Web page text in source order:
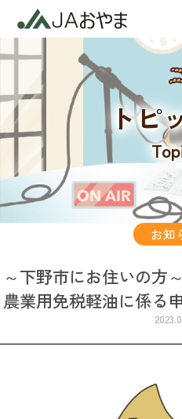
トピ
お知
～下野市にお住いの方
農業用免税軽油に係る